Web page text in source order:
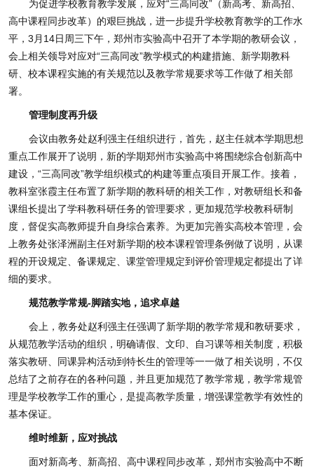
为促进学校教育教学发展，应对“三高同改”（新高考、新高招、
高中课程同步改革）的艰巨挑战，进一步提升学校教育教学的工作水
平，3月14日周三下午，郑州市实验高中召开了本学期的教研会议，
会上相关领导对应对“三高同改”教学模式的构建措施、新学期教科
研、校本课程实施的有关规范以及教学常规要求等工作做了相关部
署。
管理制度再升级
会议由教务处赵利强主任组织进行，首先，赵主任就本学期思想
重点工作展开了说明，新的学期郑州市实验高中将围绕综合创新高中
建设，“三高同改”教学组织模式的构建等重点项目开展工作。接着，
教科室张霞主任布置了新学期的教科研的相关工作，对教研组长和备
课组长提出了学科教科研任务的管理要求，更加规范学校教科研制
度，督促实高教师提升自身综合素养。为更加完善实高校本管理，会
上教务处张泽洲副主任对新学期的校本课程管理条例做了说明，从课
程的开设规定、备课规定、课堂管理规定到评价管理规定都提出了详
细的要求。
规范教学常规-脚踏实地，追求卓越
会上，教务处赵利强主任强调了新学期的教学常规和教研要求，
从规范教学活动的组织，明确请假、文印、自习课等相关制度，积极
落实教研、同课异构活动到特长生的管理等一一做了相关说明，不仅
总结了之前存在的各种问题，并且更加规范了教学常规，教学常规管
理是学校教学工作的重心，是提高教学质量，增强课堂教学有效性的
基本保证。
维时维新，应对挑战
面对新高考、新高招、高中课程同步改革，郑州市实验高中不断